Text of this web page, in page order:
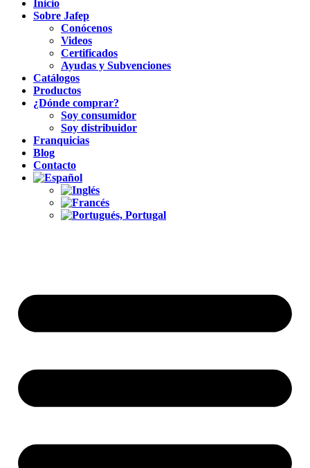
Inicio
Sobre Jafep
Conócenos
Videos
Certificados
Ayudas y Subvenciones
Catálogos
Productos
¿Dónde comprar?
Soy consumidor
Soy distribuidor
Franquicias
Blog
Contacto